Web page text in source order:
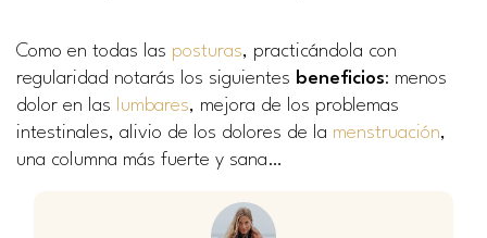
Como en todas las posturas, practicándola con
regularidad notarás los siguientes beneficios: menos
dolor en las
lumbares, mejora de los problemas
intestinales, alivio de los dolores de la menstruación,
una columna más fuerte y sana…